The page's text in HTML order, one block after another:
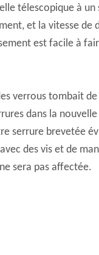
télescopique à
et la vitesse
est facile à
verrous tombait
dans la
serrure brevetée
des vis et de
sera pas affectée.